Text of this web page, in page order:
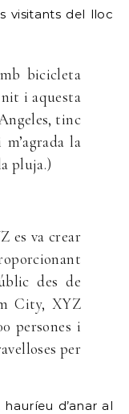
visitants del lloc
bicicleta
i aquesta
tinc
la
pluja.)
es va crear
des de
City, XYZ
persones i
per
d’anar al